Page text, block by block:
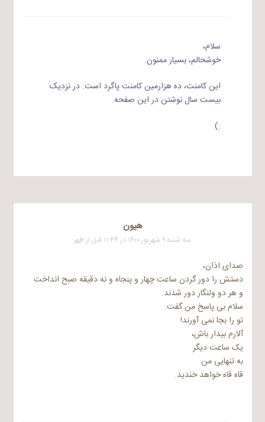
سلام،
خوشحالم، بسیار ممنون.
این کامنت، ده هزارمین کامنت پاگرد است. در نزدیک
بیست سال نوشتن در این صفحه.
:)
هیون
سه شنبه ۹ شهریور ۱۴۰۰ در ۱۱:۴۴ قبل از ظهر
صدای اذان،
دستش را دور گردن ساعت چهار و پنجاه و نه دقیقه صبح انداخت
و هر دو ولنگار دور شدند.
سلام بی پاسخ من گفت:
تو را بجا نمی آورند!
آلارم بیدار باش،
یک ساعت دیگر
به تنهایی من
قاه قاه خواهد خندید.